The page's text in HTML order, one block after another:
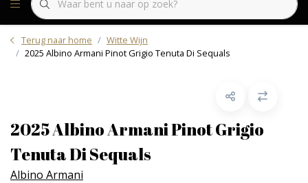
Terug naar home
Witte Wijn
2025 Albino Armani Pinot Grigio Tenuta Di Sequals
2025 Albino Armani Pinot Grigio
Tenuta Di Sequals
Albino Armani